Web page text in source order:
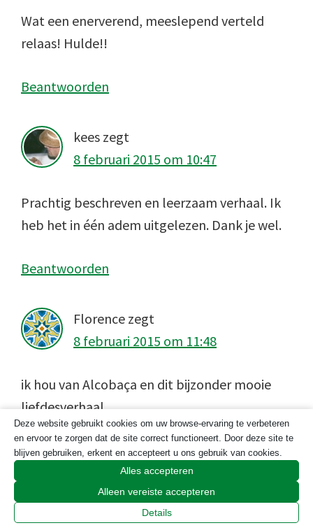
Wat een enerverend, meeslepend verteld
relaas! Hulde!!
Beantwoorden
kees zegt
8 februari 2015 om 10:47
Prachtig beschreven en leerzaam verhaal. Ik
heb het in één adem uitgelezen. Dank je wel.
Beantwoorden
Florence zegt
8 februari 2015 om 11:48
ik hou van Alcobaça en dit bijzonder mooie
liefdesverhaal.
Leuk dat je het op een voor mij bijzondere dag
publiceerd hebt !
Beantwoorden
Deze website gebruikt cookies om uw browse-ervaring te verbeteren
en ervoor te zorgen dat de site correct functioneert. Door deze site te
blijven gebruiken, erkent en accepteert u ons gebruik van cookies.
Alles accepteren
Alleen vereiste accepteren
Details